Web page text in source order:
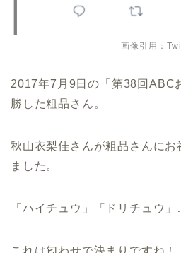
画像引用：
2017年7月9日の「第38回ABC
勝した粗品さん。
秋山衣梨佳さんが粗品さんにお
ました。
「ハイチュウ」「ドリチュウ